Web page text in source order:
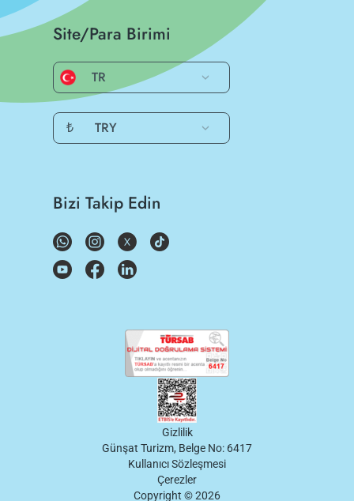
Site/Para Birimi
TR
₺ TRY
Bizi Takip Edin
Gizlilik
Günşat Turizm, Belge No: 6417
Kullanıcı Sözleşmesi
Çerezler
Copyright ©2026